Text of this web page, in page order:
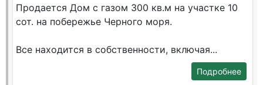
Продается Дом с газом 300 кв.м на участке 10
сот. на побережье Черного моря.
Все находится в собственности, включая...
Подробнее